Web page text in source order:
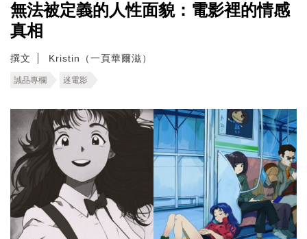
無法被定義的人性面貌：電影裡的情感
真相
撰文 Kristin（一頁華爾滋）
誠品專欄 迷電影